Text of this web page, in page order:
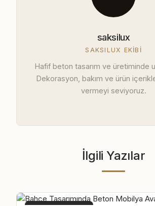
saksilux
SAKSILUX EKIBI
Hafif beton tasarım ve üretiminde
Dekorasyon, bakım ve ürün
vermeyi seviyoruz.
İlgili Yazılar